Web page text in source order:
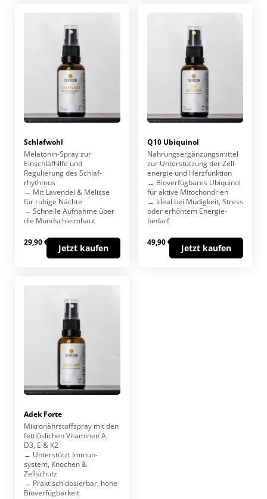
Schlafwohl
Melatonin-Spray zur
Einschlaf­hilfe und
Regulierung des Schlaf­
rhythmus
→ Mit Lavendel & Melisse
für ruhige Nächte
→ Schnelle Aufnahme über
die Mundschleimhaut
29,90 €
Jetzt kaufen
Q10 Ubiquinol
Nahrungs­ergänzungs­mittel
zur Unter­stützung der Zell­
energie und Herz­funktion
→ Bio­verfügbares Ubiquinol
für aktive Mito­chondrien
→ Ideal bei Müdig­keit, Stress
oder erhöhtem Energie­
bedarf
49,90 €
Jetzt kaufen
Adek Forte
Mikronährstoff­spray mit den
fett­löslichen Vitaminen A,
D3, E & K2
→ Unterstützt Immun­
system, Knochen &
Zellschutz
→ Praktisch dosierbar, hohe
Bio­verfügbarkeit